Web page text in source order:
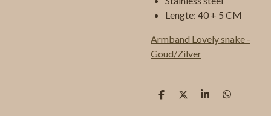
Lengte: 40 + 5 CM
Armband Lovely snake -
Goud/Zilver
D
D
S
D